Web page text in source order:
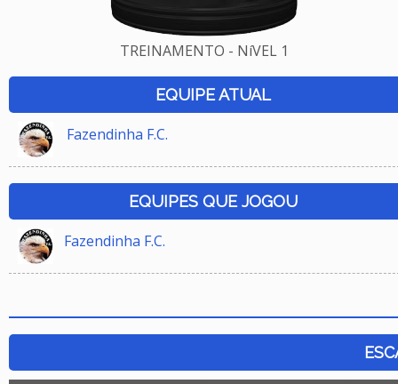
TREINAMENTO - NíVEL 1
EQUIPE ATUAL
Fazendinha F.C.
EQUIPES QUE JOGOU
Fazendinha F.C.